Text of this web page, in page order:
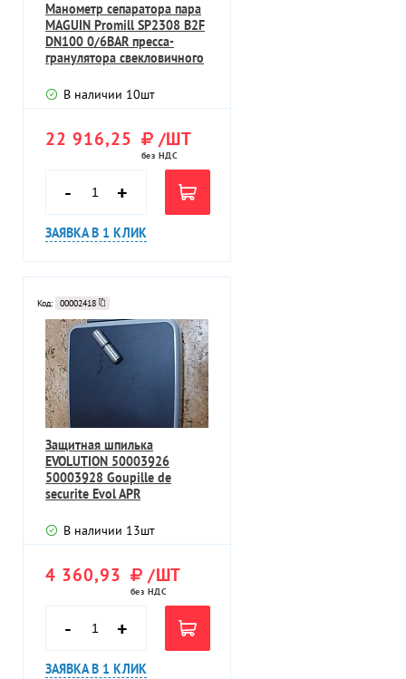
Манометр сепаратора пара
MAGUIN Promill SP2308 B2F
DN100 0/6BAR пресса-
гранулятора свекловичного
В наличии 10шт
22 916,25 /ШТ
без НДС
- +
ЗАЯВКА В 1 КЛИК
Код: 00002418
Защитная шпилька
EVOLUTION 50003926
50003928 Goupille de
securite Evol APR
В наличии 13шт
4 360,93 /ШТ
без НДС
- +
ЗАЯВКА В 1 КЛИК